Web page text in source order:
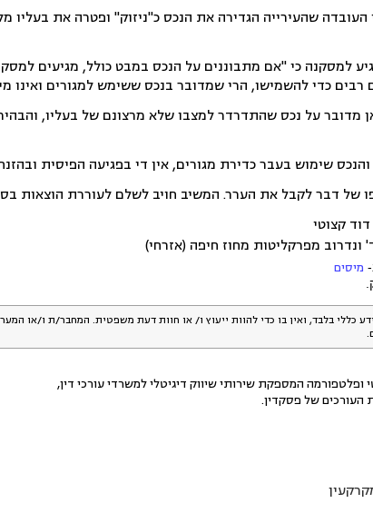
שהעירייה הגדירה את הנכס כ"ניזוק" ופטרה את בעליו
למסקנה כי "אם מתבוננים על הנכס במבט כולל, מגיעים
רבים כדי להשמישו, הרי שמדובר בנכס ששימש למגורים ואינו
מדובר על נכס שהתדרדר למצבו שלא מרצונם של בעליו,
והנכס שימוש בעבר כדירת מגורים, אין די בפגיעה הפיסית
דבר לקבל את הערר. המשיב חויב לשלם לעוררת הוצאות בסך 10,000
קצוטי
מפרקליטות מחוז חיפה (אזרחי)
מיסים
כללי בלבד, ואין בו כדי להוות ייעוץ ו/ או חוות דעת משפטית. המחבר/ת ו/או
המספקת שירותי שיווק דיגיטלי למשרדי עורכי דין,
העורכים של פסקדין.